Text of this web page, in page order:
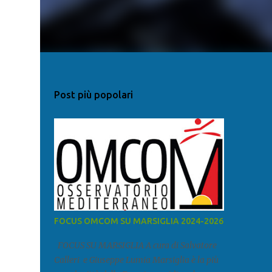
Post più popolari
FOCUS OMCOM SU MARSIGLIA 2024-2026
FOCUS SU MARSIGLIA A cura di Salvatore
Calleri e Giuseppe Lumia Marsiglia è la più